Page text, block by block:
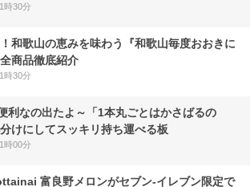
時30分
和歌山の恵みを味わう『和歌山毎度おおきに
商品徹底紹介
時30分
利なの出たよ～「1本丸ごとはかさばるの
けにしてスッキリ持ち運べる板
時00分
富良野メロンがセブン‐イレブン限定で